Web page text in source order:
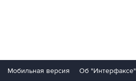
Мобильная версия Об "Интерфаксе"